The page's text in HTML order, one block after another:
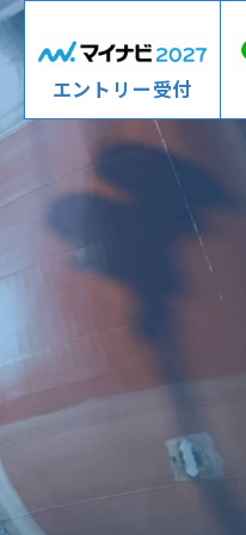
エントリー受付